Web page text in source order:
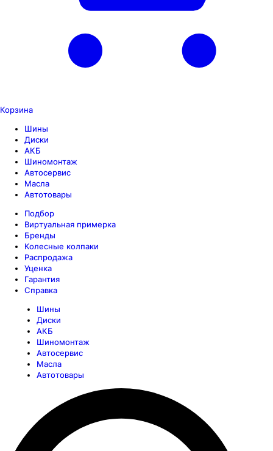
Корзина
Шины
Диски
АКБ
Шиномонтаж
Автосервис
Масла
Автотовары
Подбор
Виртуальная примерка
Бренды
Колесные колпаки
Распродажа
Уценка
Гарантия
Справка
Шины
Диски
АКБ
Шиномонтаж
Автосервис
Масла
Автотовары